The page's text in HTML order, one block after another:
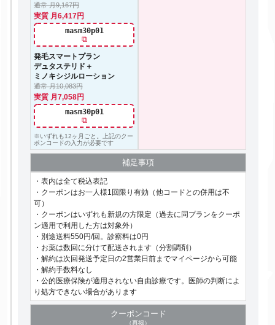
通常 月9,167円
実質 月6,417円
masm30p01
⧉
発毛スマートプラン
デュタステリド＋
ミノキシジルローション
通常 月10,083円
実質 月7,058円
masm30p01
⧉
※いずれも12ヶ月ごと。上記のクー
ポンコードの入力が必要です
補足事項
・表内は全て税込表記
・クーポンはお一人様1回限り有効（他コードとの併用は不
可）
・クーポンはいずれも新規の方限定（過去に同プランをクーポ
ン適用で利用した方は対象外）
・別途送料550円/回。診察料は0円
・お薬は数回に分けて配送されます（分割調剤）
・解約は次回発送予定日の2営業日前までマイページから可能
・解約手数料なし
・公的医療保険が適用されない自由診療です。医師の判断によ
り処方できない場合があります
クーポン コード
（再掲）